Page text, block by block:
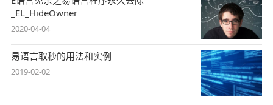
_EL_HideOwner
2020-04-04
易语言取秒的用法和实例
2019-02-02